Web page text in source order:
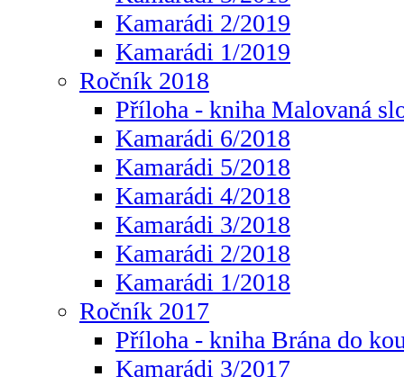
Kamarádi 2/2019
Kamarádi 1/2019
Ročník 2018
Příloha - kniha Malovaná
Kamarádi 6/2018
Kamarádi 5/2018
Kamarádi 4/2018
Kamarádi 3/2018
Kamarádi 2/2018
Kamarádi 1/2018
Ročník 2017
Příloha - kniha Brána do
Kamarádi 3/2017